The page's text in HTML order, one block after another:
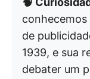
de
1939, e sua
debater um